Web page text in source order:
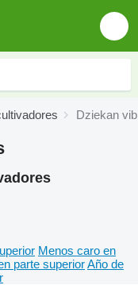
Dziekan
Menos caro en
parte superiorAño de